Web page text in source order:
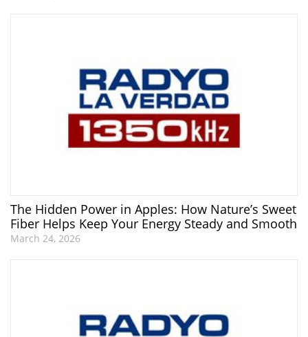
The Hidden Power in Apples: How Nature’s Sweet
Fiber Helps Keep Your Energy Steady and Smooth
March 24, 2026